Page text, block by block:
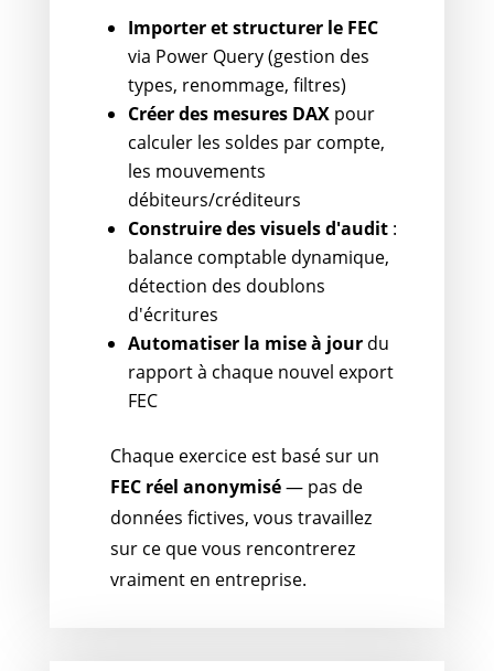
Importer et structurer le FEC
via Power Query (gestion des
types, renommage, filtres)
Créer des mesures DAXpour
calculer les soldes par compte,
les mouvements
débiteurs/créditeurs
Construire des visuels d'audit:
balance comptable dynamique,
détection des doublons
d'écritures
Automatiser la mise à jourdu
rapport à chaque nouvel export
FEC
Chaque exercice est basé sur un
FEC réel anonymisé— pas de
données fictives, vous travaillez
sur ce que vous rencontrerez
vraiment en entreprise.